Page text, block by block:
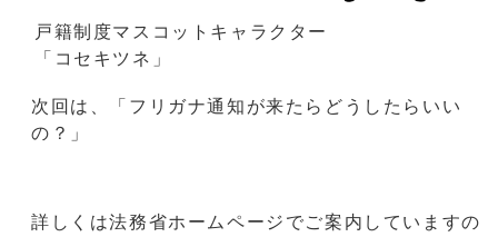
戸籍制度マスコットキャラクター
「コセキツネ」
次回は、「フリガナ通知が来たらどうしたらいい
の？」
詳しくは法務省ホームページでご案内していますの